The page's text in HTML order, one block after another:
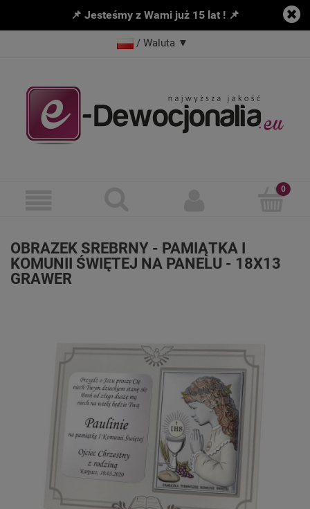
📌 Jesteśmy z Wami już 15 lat ! 📌
/ Waluta ▼
OBRAZEK SREBRNY - PAMIĄTKA I
KOMUNII ŚWIĘTEJ NA PANELU - 18X13
GRAWER